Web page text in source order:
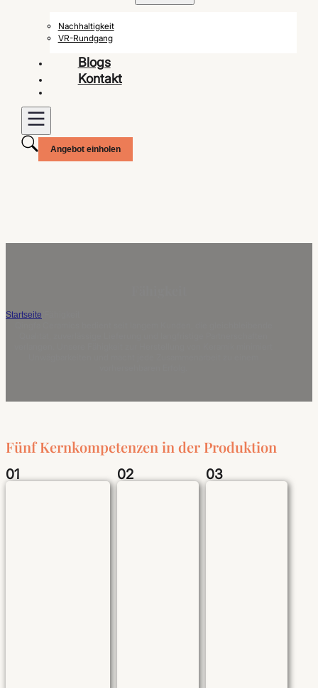
Nachhaltigkeit
VR-Rundgang
Blogs
Kontakt
Angebot einholen
Startseite
Fünf Kernkompetenzen in der Produktion
01 02 03